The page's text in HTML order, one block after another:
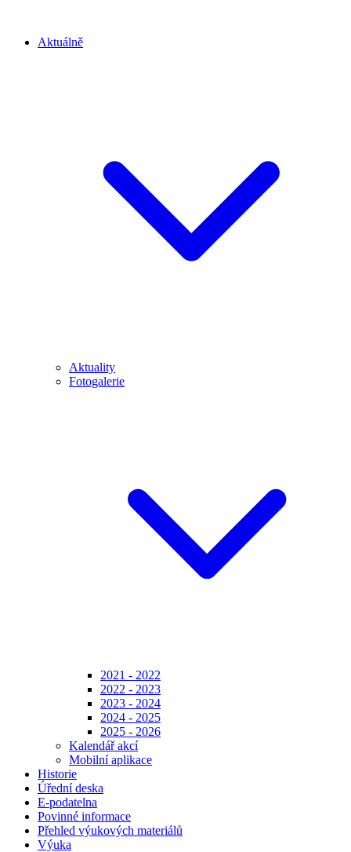
Aktuálně
Aktuality
Fotogalerie
2021 - 2022
2022 - 2023
2023 - 2024
2024 - 2025
2025 - 2026
Kalendář akcí
Mobilní aplikace
Historie
Úřední deska
E-podatelna
Povinné informace
Přehled výukových materiálů
Výuka